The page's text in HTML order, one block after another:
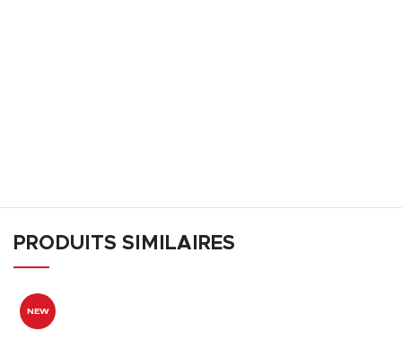
PRODUITS SIMILAIRES
NEW